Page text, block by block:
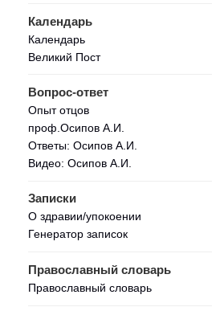
Календарь
Календарь
Великий Пост
Вопрос-ответ
Опыт отцов
проф.Осипов А.И.
Ответы: Осипов А.И.
Видео: Осипов А.И.
Записки
О здравии/упокоении
Генератор записок
Православный словарь
Православный словарь